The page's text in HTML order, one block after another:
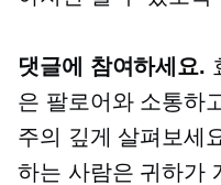
댓글에 참여하세요.
은 팔로어와 소통하
주의 깊게 살펴보세
하는 사람은 귀하가